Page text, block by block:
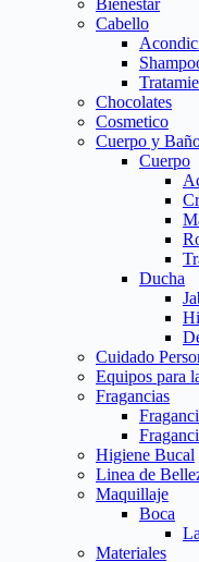
Bienestar
Cabello
Chocolates
Cosmetico
Cuerpo y
Cuerpo
Ducha
Cuidado
Equipos para
Fragancias
Higiene Bucal
Linea de
Maquillaje
Boca
Materiales